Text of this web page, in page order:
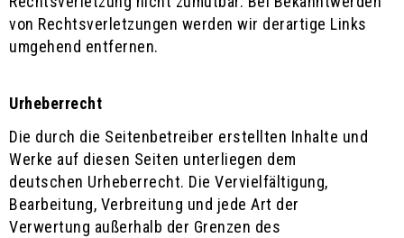
von Rechtsverletzungen werden wir derartige Links
umgehend entfernen.
Urheberrecht
Die durch die Seitenbetreiber erstellten Inhalte und
Werke auf diesen Seiten unterliegen dem
deutschen Urheberrecht. Die Vervielfältigung,
Bearbeitung, Verbreitung und jede Art der
Verwertung außerhalb der Grenzen des